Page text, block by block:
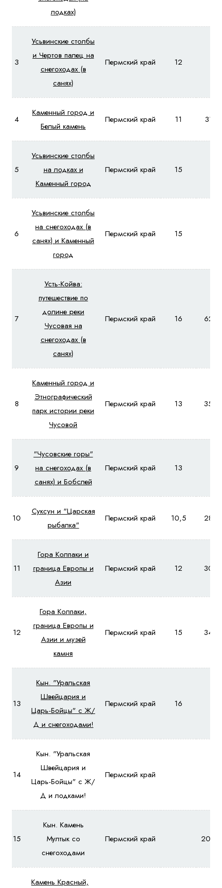
лодках)
3
Усьвинские столбы
и Чертов палец на
снегоходах (в
санях)
Пермский край 12
4
Каменный город и
Белый камень
Пермский край 11 3110
5
Усьвинские столбы
на лодках и
Каменный город
Пермский край 15
6
Усьвинские столбы
на снегоходах (в
санях) и Каменный
город
Пермский край 15
7
Усть-Койва:
путешествие по
долине реки
Чусовая на
снегоходах (в
санях)
Пермский край 16 6210
8
Каменный город и
Этнографический
парк истории реки
Чусовой
Пермский край 13 3520
9
"Чусовские горы"
на снегоходах (в
санях) и Бобслей
Пермский край 13
10
Суксун и "Царская
рыбалка"
Пермский край 10,5 2850
11
Гора Колпаки и
граница Европы и
Азии
Пермский край 12 3070
12
Гора Колпаки,
граница Европы и
Азии и музей
камня
Пермский край 15 3400
13
Кын. "Уральская
Швейцария и
Царь-Бойцы" с Ж/
Д и снегоходами!
Пермский край 16
14
Кын. "Уральская
Швейцария и
Царь-Бойцы" с Ж/
Д и лодками!
Пермский край
15
Кын. Камень
Мултык со
снегоходами
Пермский край
Камень Красный,